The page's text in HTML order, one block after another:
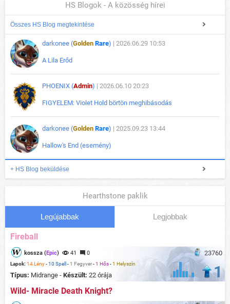
HS Blogok - A közösség hírei
Összes HS Blog megtekintése
darkonee (Golden Rare) | 2026.06.29 10:53
A Lila Erőd
PHOENIX (Admin) | 2026.06.10 20:23
FIGYELEM: Violet Hold börtön meghibásodás
darkonee (Golden Rare) | 2025.09.23 13:44
Hallow's End (esemény)
+ HS Blog beküldése
Hearthstone paklik
Legújabbak Legjobbak
Fireball
23760
kossza (Epic) 41 0
Lapok: 14 Lény-10 Spell - 1 Fegyver-1 Hős-1 Helyszín
Típus: Midrange - Készült: 22 órája 1
Wild- Miracle Death Knight?